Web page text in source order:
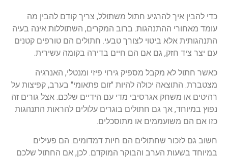
כדי להבין איך להרגיע חתול משתולל, צריך קודם להבין מה
עומד מאחורי ההתנהגות. ברוב המקרים, השתוללות אינה בעיה
התנהגותית אלא ביטוי לצורך טבעי. חתולים הם טורפים קטנים
עם יצר ציד חזק, גם אם הם חיים בדירה בקומה עשירית.
כאשר חתול לא מקבל מספיק גירוי פיזי ומנטלי, האנרגיה
מצטברת התוצאה יכולה להיות "זום פתאומי" בערב, קפיצות על
רהיטים או משחק אגרסיבי מדי עם הידיים שלכם אצל גורים זה
נפוץ במיוחד, אך גם חתולים בוגרים עלולים להראות התנהגות
כזו אם הם משועממים או מתוסכלים
חשוב גם לזכור שחתולים הם חיות דמדומים. הם פעילים
במיוחד בשעות הערב והבוקר המוקדם. לכן, אם החתול שלכם